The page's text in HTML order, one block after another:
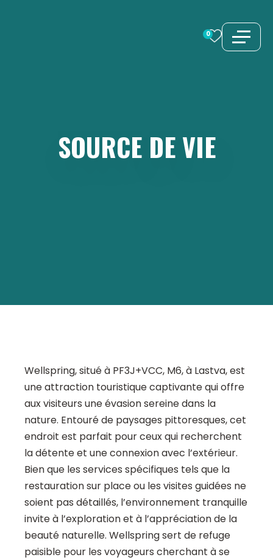
0
SOURCE DE VIE
Wellspring, situé à PF3J+VCC, M6, à Lastva, est
une attraction touristique captivante qui offre
aux visiteurs une évasion sereine dans la
nature. Entouré de paysages pittoresques, cet
endroit est parfait pour ceux qui recherchent
la détente et une connexion avec l’extérieur.
Bien que les services spécifiques tels que la
restauration sur place ou les visites guidées ne
soient pas détaillés, l’environnement tranquille
invite à l’exploration et à l’appréciation de la
beauté naturelle. Wellspring sert de refuge
paisible pour les voyageurs cherchant à se